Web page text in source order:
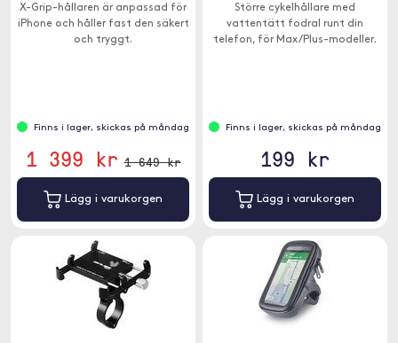
X-Grip-hållaren är anpassad för
iPhone och håller fast den säkert
och tryggt.
Finns i lager, skickas på måndag
1 399 kr 1 649 kr
Lägg i varukorgen
Större cykelhållare med
vattentätt fodral runt din
telefon, för Max/Plus-modeller.
Finns i lager, skickas på måndag
199 kr
Lägg i varukorgen